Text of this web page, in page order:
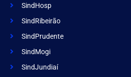
SindHosp
SindRibeirão
SindPrudente
SindMogi
SindJundiaí